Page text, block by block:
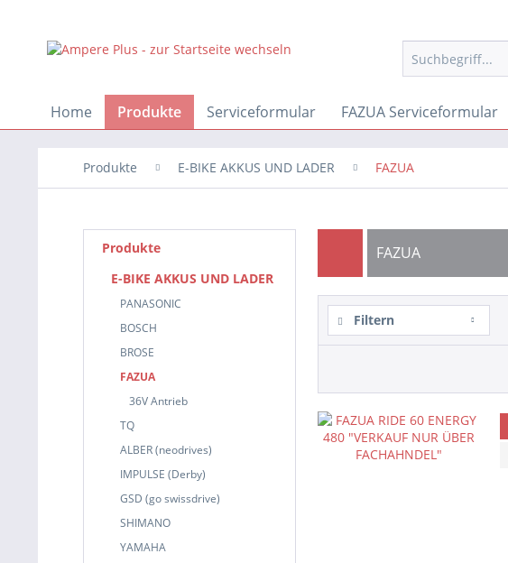
Home Produkte Serviceformular FAZUA Serviceformular
Produkte E-BIKE AKKUS UND LADER FAZUA
Produkte
E-BIKE AKKUS UND LADER
PANASONIC
BOSCH
BROSE
FAZUA
36V Antrieb
TQ
ALBER (neodrives)
IMPULSE (Derby)
GSD (go swissdrive)
SHIMANO
YAMAHA
FAZUA
Filtern